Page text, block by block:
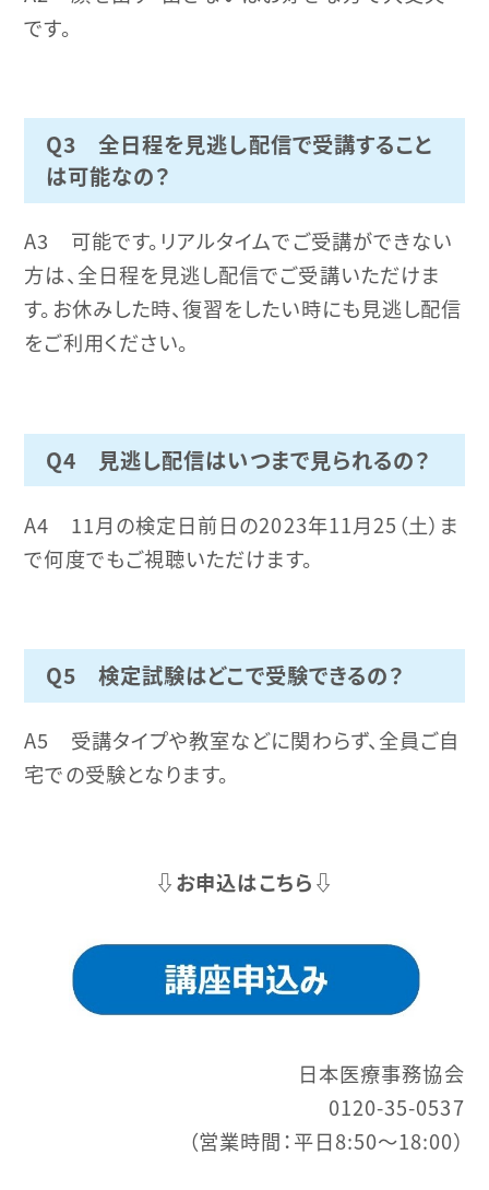
です。
Q3 全日程を見逃し配信で受講すること
は可能なの？
A3 可能です。リアルタイムでご受講ができない
方は、全日程を見逃し配信でご受講いただけま
す。お休みした時、復習をしたい時にも見逃し配信
をご利用ください。
Q4 見逃し配信はいつまで見られるの？
A4 11月の検定日前日の2023年11月25（土）ま
で何度でもご視聴いただけます。
Q5 検定試験はどこで受験できるの？
A5 受講タイプや教室などに関わらず、全員ご自
宅での受験となります。
⇩お申込はこちら⇩
日本医療事務協会
0120-35-0537
（営業時間：平日8:50～18:00）